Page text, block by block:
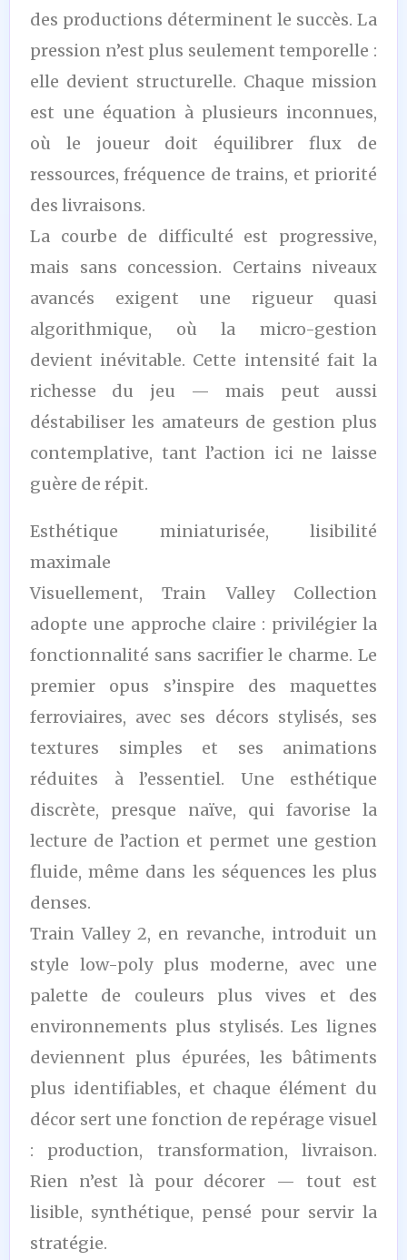
des productions déterminent le succès. La
pression n’est plus seulement temporelle :
elle devient structurelle. Chaque mission
est une équation à plusieurs inconnues,
où le joueur doit équilibrer flux de
ressources, fréquence de trains, et priorité
des livraisons.
La courbe de difficulté est progressive,
mais sans concession. Certains niveaux
avancés exigent une rigueur quasi
algorithmique, où la micro-gestion
devient inévitable. Cette intensité fait la
richesse du jeu — mais peut aussi
déstabiliser les amateurs de gestion plus
contemplative, tant l’action ici ne laisse
guère de répit.
Esthétique miniaturisée, lisibilité
maximale
Visuellement, Train Valley Collection
adopte une approche claire : privilégier la
fonctionnalité sans sacrifier le charme. Le
premier opus s’inspire des maquettes
ferroviaires, avec ses décors stylisés, ses
textures simples et ses animations
réduites à l’essentiel. Une esthétique
discrète, presque naïve, qui favorise la
lecture de l’action et permet une gestion
fluide, même dans les séquences les plus
denses.
Train Valley 2, en revanche, introduit un
style low-poly plus moderne, avec une
palette de couleurs plus vives et des
environnements plus stylisés. Les lignes
deviennent plus épurées, les bâtiments
plus identifiables, et chaque élément du
décor sert une fonction de repérage visuel
: production, transformation, livraison.
Rien n’est là pour décorer — tout est
lisible, synthétique, pensé pour servir la
stratégie.